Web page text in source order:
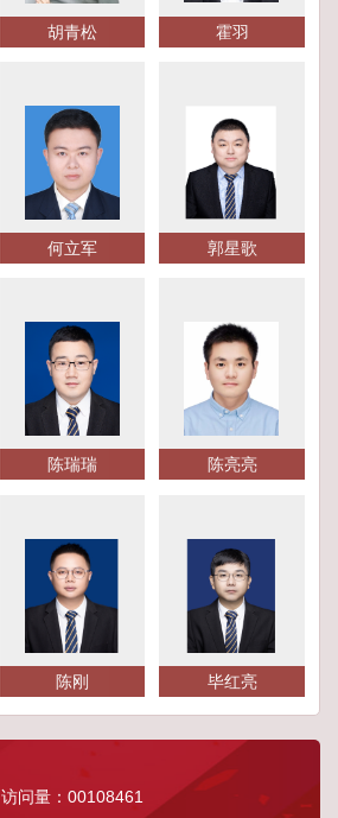
胡青松 霍羽
何立军 郭星歌
陈瑞瑞 陈亮亮
陈刚 毕红亮
访问量： 00108461